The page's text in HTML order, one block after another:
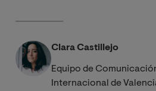
Clara Castillejo
Equipo de
Internacional de